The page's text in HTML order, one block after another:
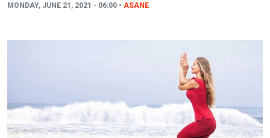
MONDAY, JUNE 21, 2021 - 06:00 • ASANE